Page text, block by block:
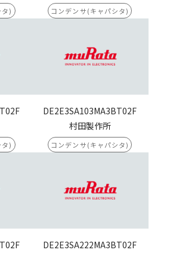
) コンデンサ(キャパシタ)
)
DE2E3SA103MA3BT02F
村田製作所
コンデンサ(キャパシタ)
DE2E3SA222MA3BT02F